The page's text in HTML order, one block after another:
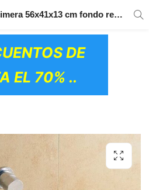
PRODUCTOS
DE
EL 70% ..
Lavabo sobre encimera 56x41x13 cm fondo reducido GME